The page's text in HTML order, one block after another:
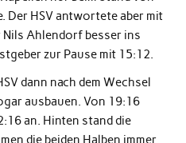
Der HSV antwortete aber mit
Nils Ahlendorf besser ins
zur Pause mit 15:12.
dann nach dem Wechsel
ausbauen. Von 19:16
an. Hinten stand die
die beiden Halben immer